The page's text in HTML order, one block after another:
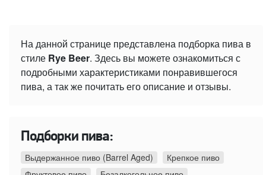
На данной странице представлена подборка пива в
стиле Rye Beer. Здесь вы можете ознакомиться с
подробными характеристиками понравившегося
пива, а так же почитать его описание и отзывы.
Подборки пива:
Выдержанное пиво (Barrel Aged)
Крепкое пиво